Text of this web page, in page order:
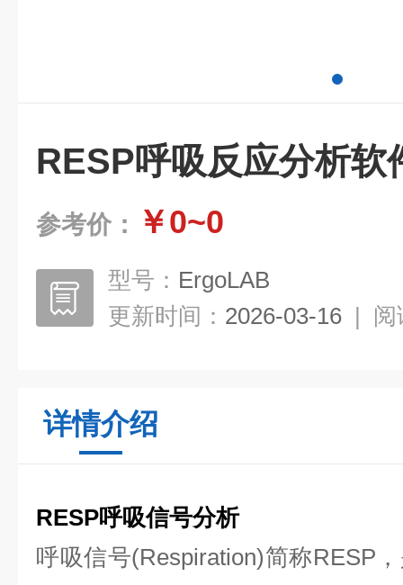
RESP呼吸反应分析软
参考价： ￥0~0
型号： ErgoLAB
更新时间： 2026-03-16 | 阅
详情介绍
RESP呼吸信号分析
呼吸信号(Respiration)简称RESP